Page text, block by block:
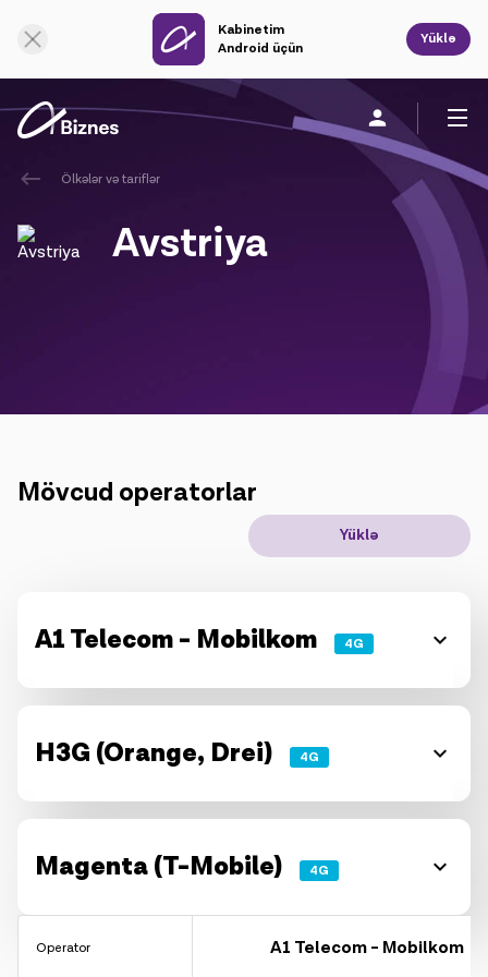
Kabinetim
Android üçün
Yüklə
Şirkət haqqında
IoT həllər
Ölkələr və tariflər
Avstriya
Mövcud operatorlar
Yüklə
A1 Telecom - Mobilkom 4G
H3G (Orange, Drei) 4G
Magenta (T-Mobile) 4G
Operator A1 Telecom - Mobilkom
Onlayn dəstək